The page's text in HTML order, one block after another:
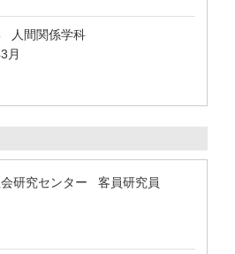
人間関係学科
月
研究センター 客員研究員